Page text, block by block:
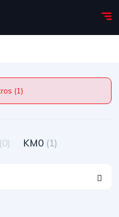
Filtros (1)
(0) KM0 (1)